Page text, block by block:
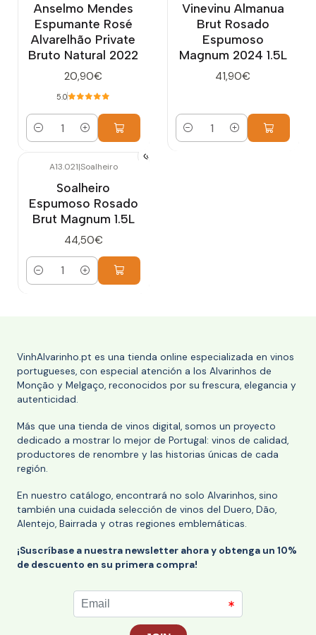
Anselmo Mendes
Espumante Rosé
Alvarelhão Private
Bruto Natural 2022
20,90€
5.0
Cantidad
Vinevinu Almanua
Brut Rosado
Espumoso
Magnum 2024 1.5L
41,90€
Cantidad
A13.021|Soalheiro
Soalheiro
Espumoso Rosado
Brut Magnum 1.5L
44,50€
Cantidad
VinhAlvarinho.pt es una tienda online especializada en vinos
portugueses, con especial atención a los Alvarinhos de
Monção y Melgaço, reconocidos por su frescura, elegancia y
autenticidad.
Más que una tienda de vinos digital, somos un proyecto
dedicado a mostrar lo mejor de Portugal: vinos de calidad,
productores de renombre y las historias únicas de cada
región.
En nuestro catálogo, encontrará no solo Alvarinhos, sino
también una cuidada selección de vinos del Duero, Dão,
Alentejo, Bairrada y otras regiones emblemáticas.
¡Suscríbase a nuestra newsletter ahora y obtenga un 10%
de descuento en su primera compra!